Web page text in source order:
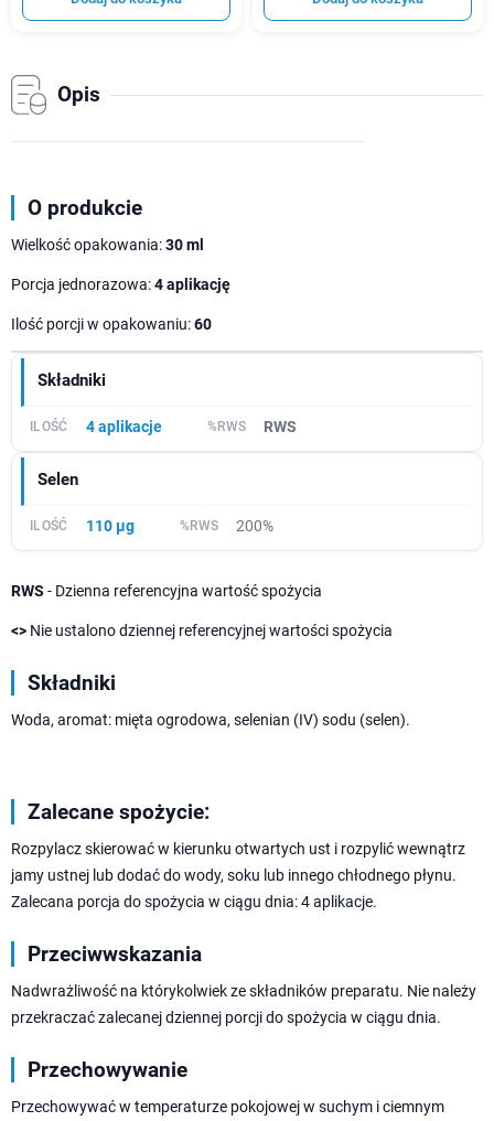
Opis
O produkcie
Wielkość opakowania:30 ml
Porcja jednorazowa:4 aplikację
Ilość porcji w opakowaniu:60
Składniki
4 aplikacje RWS
Selen
110 µg 200%
RWS - Dzienna referencyjna wartość spożycia
<> Nie ustalono dziennej referencyjnej wartości spożycia
Składniki
Woda, aromat: mięta ogrodowa, selenian (IV) sodu (selen).
Zalecane spożycie:
Rozpylacz skierować w kierunku otwartych ust i rozpylić wewnątrz
jamy ustnej lub dodać do wody, soku lub innego chłodnego płynu.
Zalecana porcja do spożycia w ciągu dnia: 4 aplikacje.
Przeciwwskazania
Nadwrażliwość na którykolwiek ze składników preparatu. Nie należy
przekraczać zalecanej dziennej porcji do spożycia w ciągu dnia.
Przechowywanie
Przechowywać w temperaturze pokojowej w suchym i ciemnym